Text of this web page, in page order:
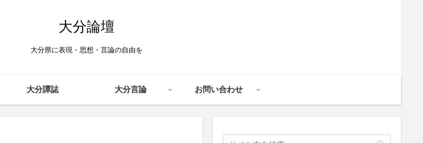
大分論壇
大分県に表現・思想・言論の自由を
大分譚誌 大分言論 お問い合わせ